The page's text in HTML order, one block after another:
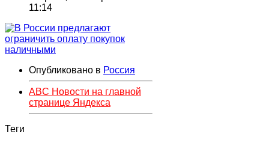
11:14
Опубликовано в Россия
ABC Новости на главной
странице Яндекса
Теги